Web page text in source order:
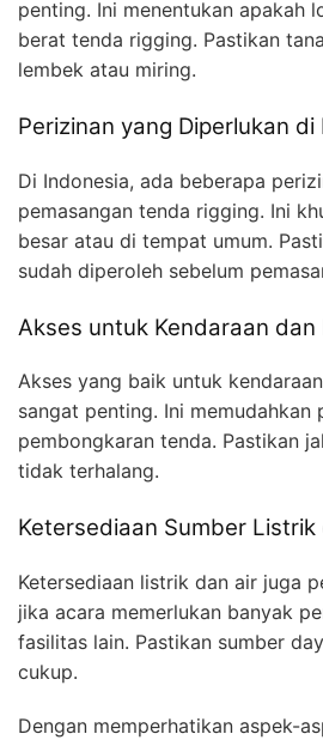
penting. Ini menentukan apakah
berat tenda rigging. Pastikan
lembek atau miring.
Perizinan yang Diperlukan di
Di Indonesia, ada beberapa
pemasangan tenda rigging. Ini
besar atau di tempat umum.
sudah diperoleh sebelum
Akses untuk Kendaraan dan
Akses yang baik untuk
sangat penting. Ini memudahkan
pembongkaran tenda. Pastikan
tidak terhalang.
Ketersediaan Sumber Listrik
Ketersediaan listrik dan air juga
jika acara memerlukan banyak
fasilitas lain. Pastikan sumber
cukup.
Dengan memperhatikan aspek-